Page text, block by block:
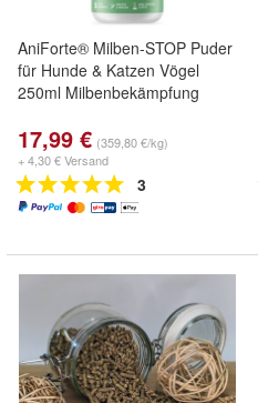
AniForte® Milben-STOP Puder
für Hunde & Katzen Vögel
250ml Milbenbekämpfung
17,99 € (359,80 €/kg)
+ 4,30 € Versand
3